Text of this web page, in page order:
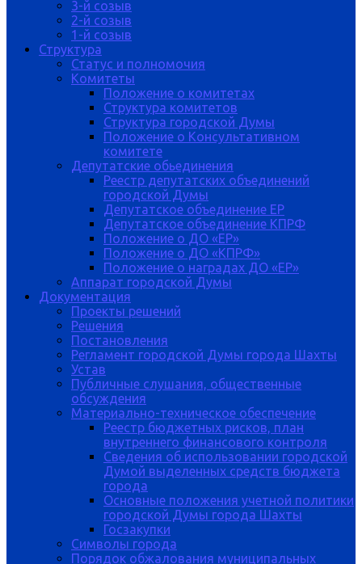
3-й созыв
2-й созыв
1-й созыв
Структура
Статус и полномочия
Комитеты
Положение о комитетах
Структура комитетов
Структура городской Думы
Положение о Консультативном
комитете
Депутатские обьединения
Реестр депутатских объединений
городской Думы
Депутатское объединение ЕР
Депутатское объединение КПРФ
Положение о ДО «ЕР»
Положение о ДО «КПРФ»
Положение о наградах ДО «ЕР»
Аппарат городской Думы
Документация
Проекты решений
Решения
Постановления
Регламент городской Думы города Шахты
Устав
Публичные слушания, общественные
обсуждения
Материально-техническое обеспечение
Реестр бюджетных рисков, план
внутреннего финансового контроля
Сведения об использовании городской
Думой выделенных средств бюджета
города
Основные положения учетной политики
городской Думы города Шахты
Госзакупки
Символы города
Порядок обжалования муниципальных